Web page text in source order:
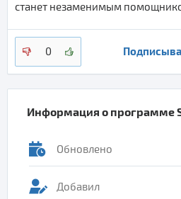
станет незаменимым
0
Информация о программе
Обновлено
Добавил